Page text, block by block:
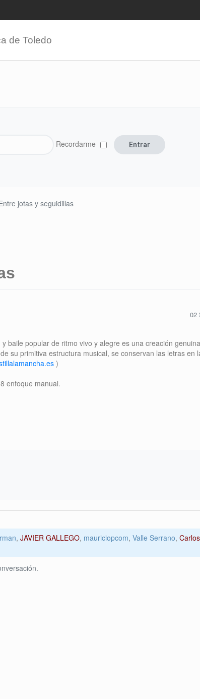
de Toledo
Recordarme
jotas y seguidillas
02
baile popular de ritmo vivo y alegre es una creación
su primitiva estructura musical, se conservan las letras en
)
enfoque manual.
, JAVIER GALLEGO, mauriciopcom, Valle Serrano,